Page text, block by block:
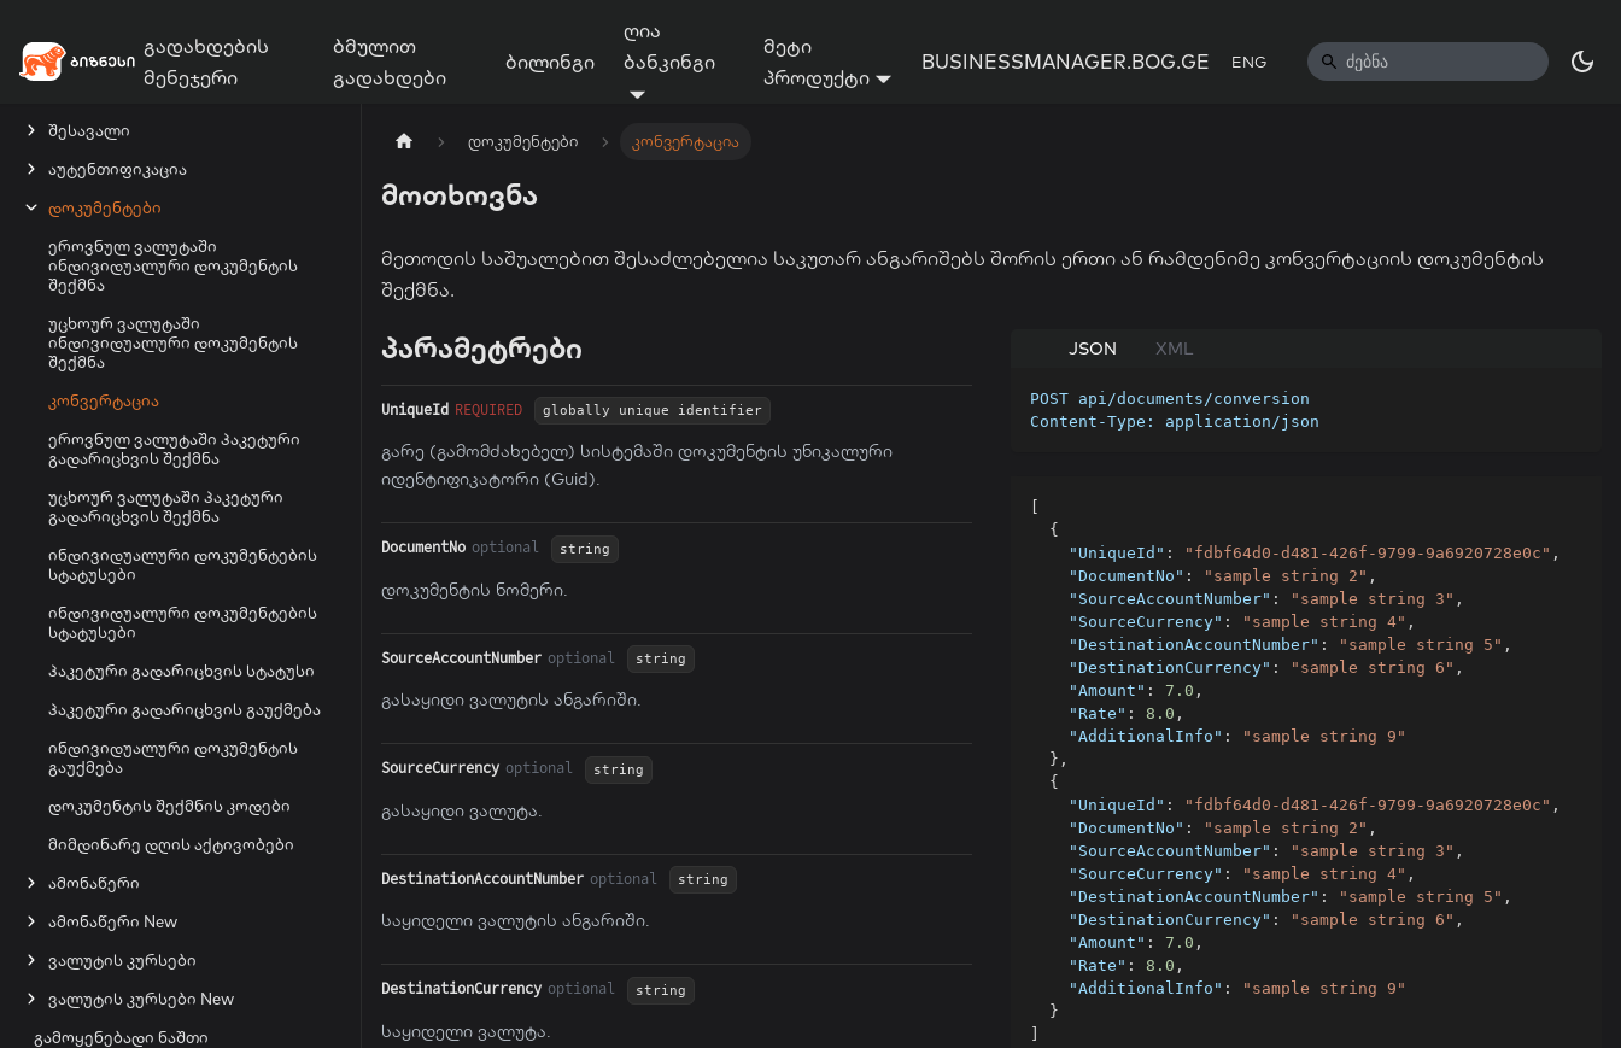
გადახდების
მენეჯერი
ბმულით
გადახდები
ბილინგი
ღია
ბანკინგი
მეტი
პროდუქტი
BUSINESSMANAGER.BOG.GE ENG
შესავალი
აუტენთიფიკაცია
დოკუმენტები
ეროვნულ ვალუტაში
ინდივიდუალური დოკუმენტის
შექმნა
უცხოურ ვალუტაში
ინდივიდუალური დოკუმენტის
შექმნა
კონვერტაცია
ეროვნულ ვალუტაში პაკეტური
გადარიცხვის შექმნა
უცხოურ ვალუტაში პაკეტური
გადარიცხვის შექმნა
ინდივიდუალური დოკუმენტების
სტატუსები
ინდივიდუალური დოკუმენტების
სტატუსები
პაკეტური გადარიცხვის სტატუსი
პაკეტური გადარიცხვის გაუქმება
ინდივიდუალური დოკუმენტის
გაუქმება
დოკუმენტის შექმნის კოდები
მიმდინარე დღის აქტივობები
ამონაწერი
ამონაწერი New
ვალუტის კურსები
ვალუტის კურსები New
გამოყენებადი ნაშთი
დოკუმენტები კონვერტაცია
მოთხოვნა
მეთოდის საშუალებით შესაძლებელია საკუთარ ანგარიშებს შორის ერთი ან რამდენიმე კონვერტაციის დოკუმენტის
შექმნა.
პარამეტრები
UniqueId REQUIRED globally unique identifier
გარე (გამომძახებელ) სისტემაში დოკუმენტის უნიკალური
იდენტიფიკატორი (Guid).
DocumentNo optional string
დოკუმენტის ნომერი.
SourceAccountNumber optional string
გასაყიდი ვალუტის ანგარიში.
SourceCurrency optional string
გასაყიდი ვალუტა.
DestinationAccountNumber optional string
საყიდელი ვალუტის ანგარიში.
DestinationCurrency optional string
საყიდელი ვალუტა.
JSON XML
POST api/documents/conversion
Content-Type: application/json
{
"UniqueId" : "fdbf64d0-d481-426f-9799-9a6920728e0c" ,
"DocumentNo" : "sample string 2" ,
"SourceAccountNumber" : "sample string 3" ,
"SourceCurrency" : "sample string 4" ,
"DestinationAccountNumber" : "sample string 5" ,
"DestinationCurrency" : "sample string 6" ,
"Amount" : 7.0 ,
"Rate" : 8.0 ,
"AdditionalInfo" :
"sample string 9"
} ,
{
"UniqueId" : "fdbf64d0-d481-426f-9799-9a6920728e0c" ,
"DocumentNo" : "sample string 2" ,
"SourceAccountNumber" : "sample string 3" ,
"SourceCurrency" : "sample string 4" ,
"DestinationAccountNumber" : "sample string 5" ,
"DestinationCurrency" : "sample string 6" ,
"Amount" : 7.0 ,
"Rate" : 8.0 ,
"AdditionalInfo" :
"sample string 9"
}